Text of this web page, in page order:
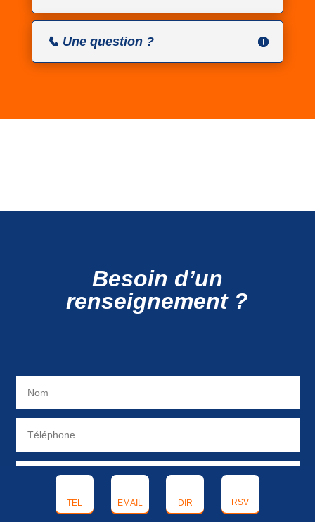
📞 Une question ?
Besoin d’un
renseignement ?
TEL EMAIL DIR RSV